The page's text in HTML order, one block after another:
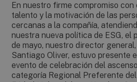
En nuestro firme compromiso con
talento y la motivación de las
cercanas a la compañía,
nuestra nueva política de ESG, el
de mayo, nuestro director general,
Santiago Oliver, estuvo presente
evento de celebración del
categoría Regional Preferente del